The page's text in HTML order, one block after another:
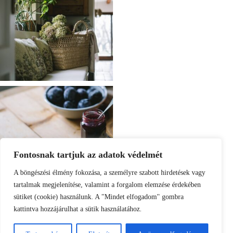
Fontosnak tartjuk az adatok védelmét
A böngészési élmény fokozása, a személyre szabott hirdetések vagy
tartalmak megjelenítése, valamint a forgalom elemzése érdekében
sütiket (cookie) használunk. A "Mindet elfogadom" gombra
kattintva hozzájárulhat a sütik használatához.